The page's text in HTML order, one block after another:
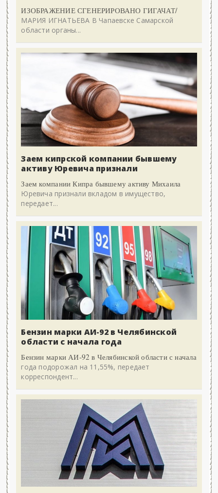
ИЗОБРАЖЕНИЕ СГЕНЕРИРОВАНО ГИГАЧАТ/
МАРИЯ ИГНАТЬЕВА В Чапаевске Самарской
области органы...
Заем кипрской компании бывшему
активу Юревича признали
Заем компании Кипра бывшему активу Михаила
Юревича признали вкладом в имущество,
передает...
Бензин марки АИ-92 в Челябинской
области с начала года
Бензин марки АИ-92 в Челябинской области с начала
года подорожал на 11,55%, передает
корреспондент...